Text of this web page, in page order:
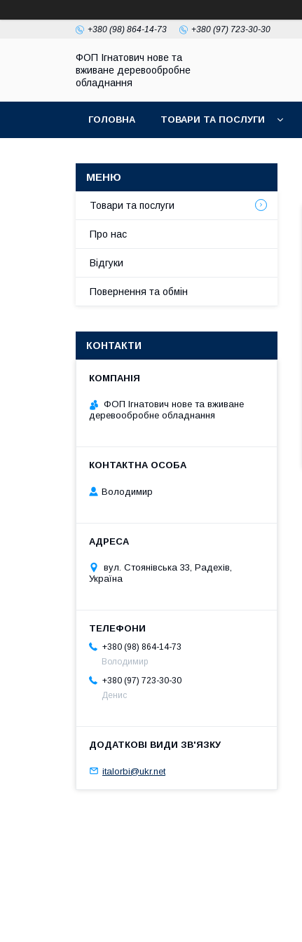
+380 (98) 864-14-73 +380 (97) 723-30-30
ФОП Ігнатович нове та
вживане деревообробне
обладнання
ГОЛОВНА ТОВАРИ ТА ПОСЛУГИ
Товари та послуги
Про нас
Відгуки
Повернення та обмін
КОНТАКТИ
ФОП Ігнатович нове та вживане
деревообробне обладнання
Володимир
вул. Стоянівська 33, Радехів,
Україна
+380 (98) 864-14-73
Володимир
+380 (97) 723-30-30
Денис
italorbi@ukr.net